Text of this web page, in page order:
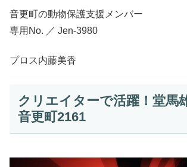
音更町の動物保護支援メンバー
専用No. ／ Jen-3980
プロス内藤美香
クリエイターで活躍！堂馬
音更町2161